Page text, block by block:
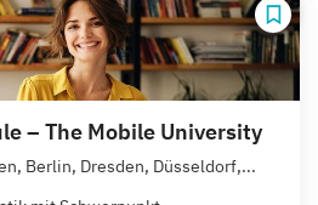
– The Mobile University
Berlin, Dresden, Düsseldorf,...